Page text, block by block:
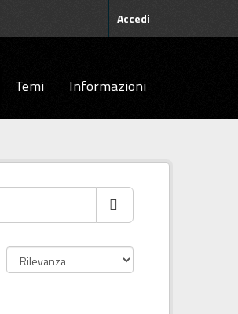
Accedi
Temi Informazioni